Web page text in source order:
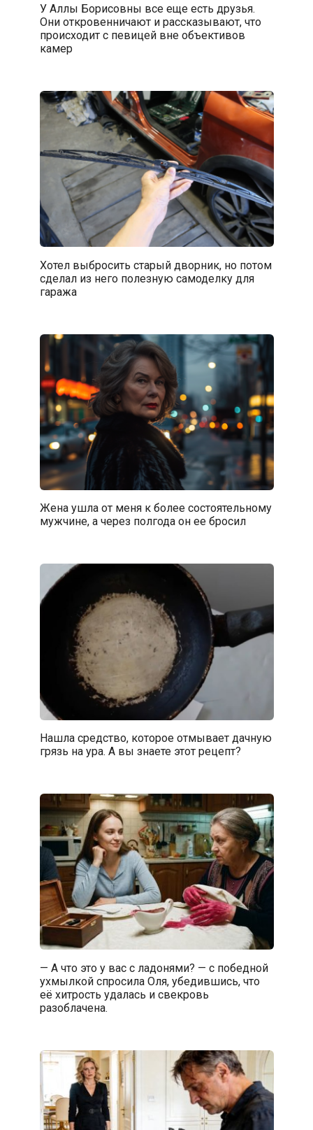
У Аллы Борисовны все еще есть друзья.
Они откровенничают и рассказывают, что
происходит с певицей вне объективов
камер
Хотел выбросить старый дворник, но потом
сделал из него полезную самоделку для
гаража
Жена ушла от меня к более состоятельному
мужчине, а через полгода он ее бросил
Нашла средство, которое отмывает дачную
грязь на ура. А вы знаете этот рецепт?
— А что это у вас с ладонями? — с победной
ухмылкой спросила Оля, убедившись, что
её хитрость удалась и свекровь
разоблачена.